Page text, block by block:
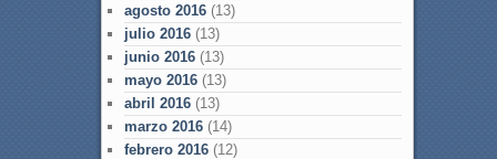
agosto 2016(13)
julio 2016(13)
junio 2016(13)
mayo 2016(13)
abril 2016(13)
marzo 2016(14)
febrero 2016(12)